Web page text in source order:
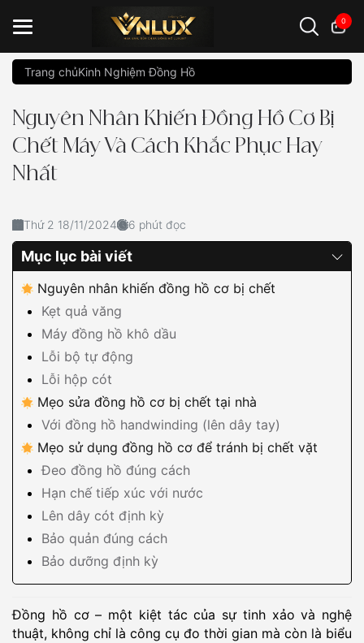
0
Đồng hồ casio đồng hồ G-Shock đồng hồ Orient ...
Trang chủKinh Nghiệm Đồng Hồ
Nguyên Nhân Khiến Đồng Hồ Cơ Bị
Chết Máy Và Cách Khắc Phục Hay
Nhất
Thứ 2 18/11/2024 6 phút đọc
Mục lục bài viết
Nguyên nhân khiến đồng hồ cơ bị chết
Kẹt quả văng
Máy đồng hồ khô dầu
Lỗi bộ tự động
Lỗi hộp cót
Mẹo sửa đồng hồ cơ bị chết tại nhà
Với đồng hồ handwinding (lên dây tay)
Mẹo sử dụng đồng hồ cơ để tránh bị chết vặt
Đeo đồng hồ đúng cách
Hạn chế tiếp xúc với nước
Lên dây cót định kỳ
Bảo quản đúng cách
Bảo dưỡng định kỳ
Đồng hồ cơ – một kiệt tác của sự tinh xảo và nghệ
thuật, không chỉ là công cụ đo thời gian mà còn là biểu